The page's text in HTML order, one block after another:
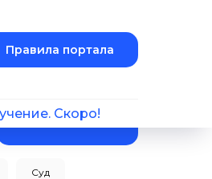
Правила портала
Скоро!
Поиск
Суд